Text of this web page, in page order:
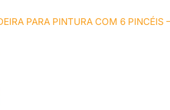
PARA PINTURA COM 6 PINCÉIS